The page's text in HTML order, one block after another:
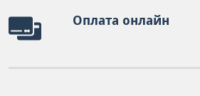
Оплата онлайн